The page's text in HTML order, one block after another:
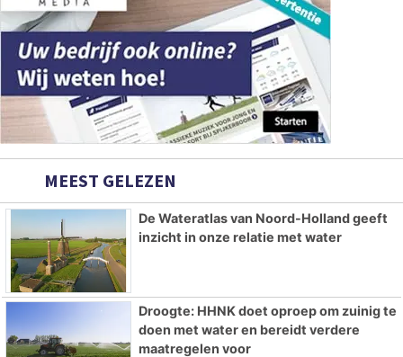
MEEST GELEZEN
De Wateratlas van Noord-Holland geeft
inzicht in onze relatie met water
Droogte: HHNK doet oproep om zuinig te
doen met water en bereidt verdere
maatregelen voor